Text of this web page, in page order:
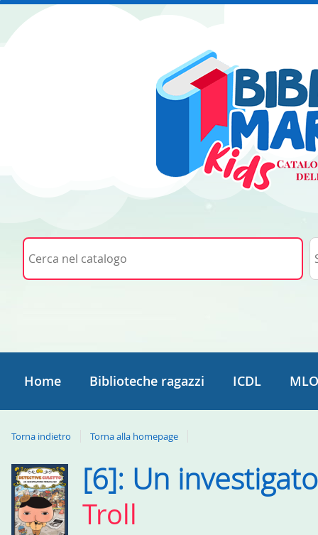
Cerca su "Cerca nel catalogo"
Home Biblioteche ragazzi ICDL
Torna indietro Torna alla homepage
Dettaglio
del
documento
[6]: Un
Troll